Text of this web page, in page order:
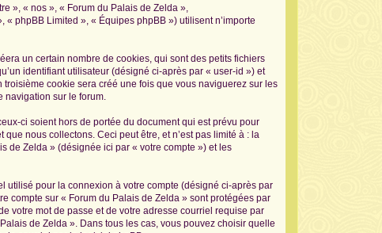
», « nos », « Forum du Palais de Zelda »,
phpBB Limited », « Équipes phpBB ») utilisent n’importe
un certain nombre de cookies, qui sont des petits fichiers
identifiant utilisateur (désigné ci-après par « user-id ») et
cookie sera créé une fois que vous naviguerez sur les
navigation sur le forum.
ci soient hors de portée du document qui est prévu pour
nous collectons. Ceci peut être, et n’est pas limité à : la
de Zelda » (désignée ici par « votre compte ») et les
utilisé pour la connexion à votre compte (désigné ci-après par
compte sur « Forum du Palais de Zelda » sont protégées par
votre mot de passe et de votre adresse courriel requise par
de Zelda ». Dans tous les cas, vous pouvez choisir quelle